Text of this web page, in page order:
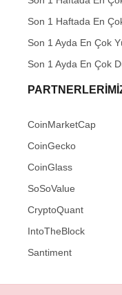
Son 1 Haftada En
Son 1 Ayda En Çok
Son 1 Ayda En Çok
CoinMarketCap
CoinGecko
CoinGlass
SoSoValue
CryptoQuant
IntoTheBlock
Santiment